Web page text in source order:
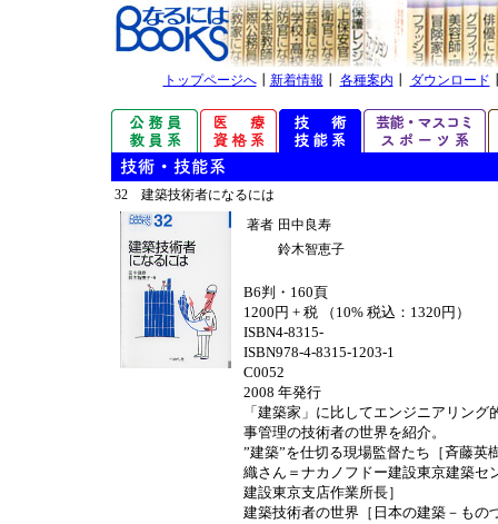
トップページへ┃ 新着情報 各種案内 ダウンロード
32 建築技術者になるには
著者 田中良寿
鈴木智恵子
B6判・160頁
1200円 + 税 （10% 税込：1320円）
ISBN4-8315-
ISBN978-4-8315-1203-1
C0052
2008 年発行
「建築家」に比してエンジニアリン
事管理の技術者の世界を紹介。
”建築”を仕切る現場監督たち［斉藤英
織さん＝ナカノフドー建設東京建築セ
建設東京支店作業所長］
建築技術者の世界［日本の建築－もの